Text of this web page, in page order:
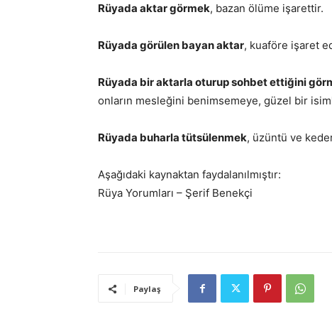
Rüyada aktar görmek, bazan ölüme işarettir.
Rüyada görülen bayan aktar, kuaföre işaret
Rüyada bir aktarla oturup sohbet ettiğini
onların mesleğini benimsemeye, güzel bir
Rüyada buharla tütsülenmek, üzüntü ve
Aşağıdaki kaynaktan faydalanılmıştır:
Rüya Yorumları – Şerif Benekçi
Paylaş